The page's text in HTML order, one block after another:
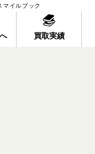
マイルブック
買取実績